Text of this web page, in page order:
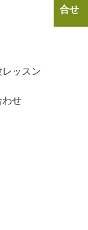
ッスン
わせ
合せ